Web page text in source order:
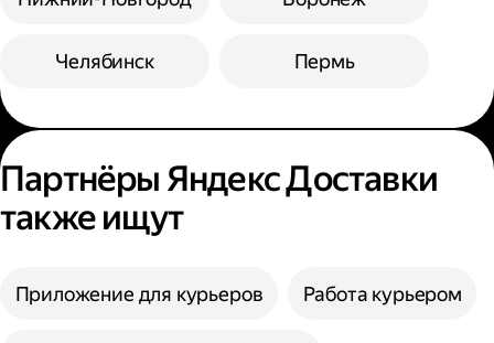
Челябинск Пермь
Партнёры Яндекс Доставки
также ищут
Приложение для курьеров Работа курьером